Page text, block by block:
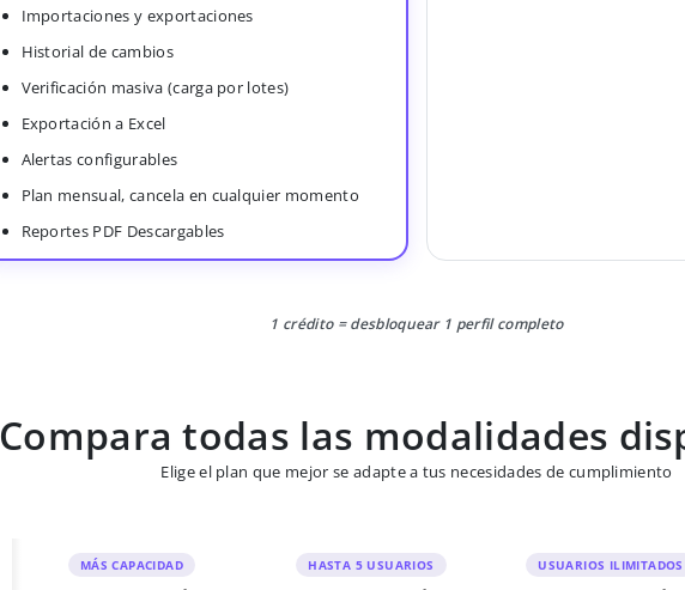
Importaciones y exportaciones
Historial de cambios
Verificación masiva (carga por lotes)
Exportación a Excel
Alertas configurables
Plan mensual, cancela en cualquier momento
Reportes PDF Descargables
1 crédito = desbloquear 1 perfil completo
Compara todas las modalidades
Elige el plan que mejor se adapte a tus necesidades de cumplimiento
MÁS CAPACIDAD HASTA 5 USUARIOS USUARIOS ILIMITADOS